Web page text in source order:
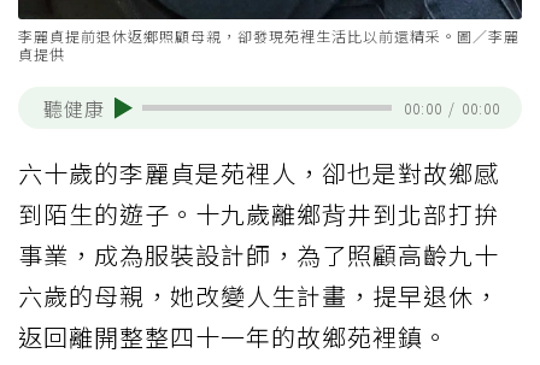
李麗貞提前退休返鄉照顧母親，卻發現苑裡生活比以前還精采。圖／李麗
貞提供
聽健康 00:00 / 00:00
六十歲的李麗貞是苑裡人，卻也是對故鄉感
到陌生的遊子。十九歲離鄉背井到北部打拚
事業，成為服裝設計師，為了照顧高齡九十
六歲的母親，她改變人生計畫，提早退休，
返回離開整整四十一年的故鄉苑裡鎮。